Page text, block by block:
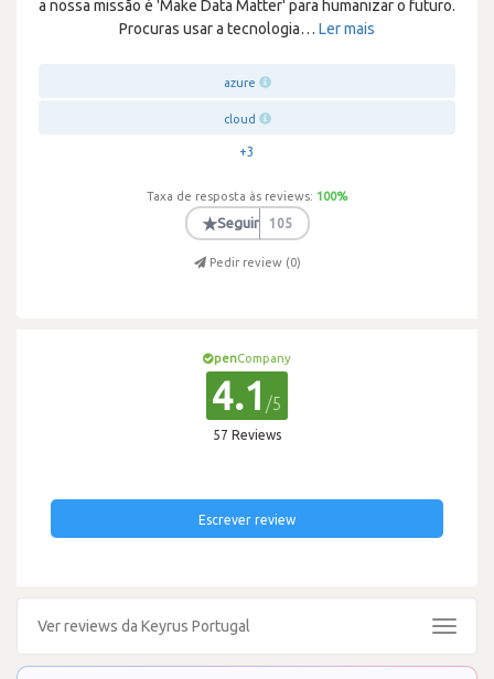
a nossa missão é 'Make Data Matter' para humanizar o futuro.
Procuras usar a tecnologia… Ler mais
azure
cloud
+3
Taxa de resposta às reviews: 100%
★Seguir 105
Pedir review (0)
penCompany
4.1 /5
57 Reviews
Escrever review
Ver reviews da Keyrus Portugal
Toggle